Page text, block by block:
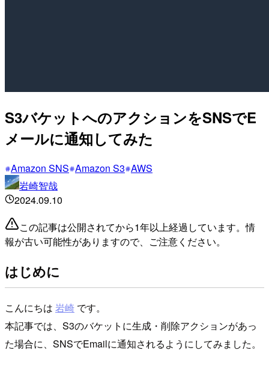
S3バケットへのアクションをSNSでE
メールに通知してみた
Amazon SNS Amazon S3 AWS
岩崎智哉
2024.09.10
この記事は公開されてから1年以上経過しています。情
報が古い可能性がありますので、ご注意ください。
はじめに
こんにちは 岩崎 です。
本記事では、S3のバケットに生成・削除アクションがあっ
た場合に、SNSでEmailに通知されるようにしてみました。